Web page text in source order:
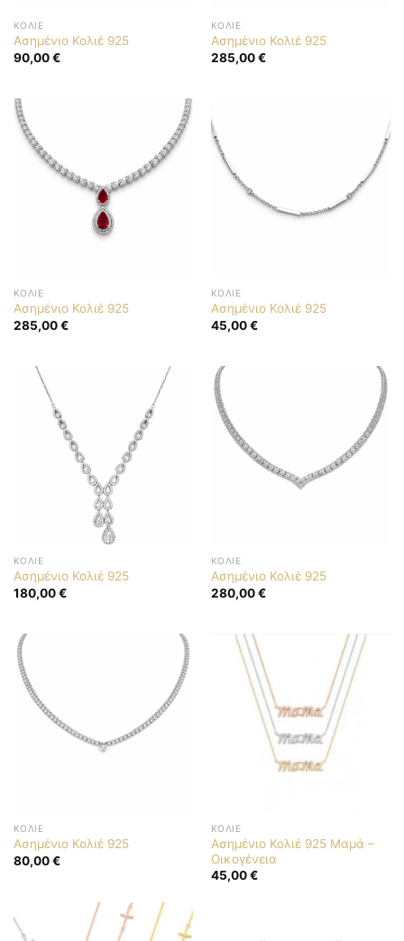
ΚΟΛΙΈ
Ασημένιο Κολιέ 925
90,00€
ΚΟΛΙΈ
Ασημένιο Κολιέ 925
285,00€
ΚΟΛΙΈ
Ασημένιο Κολιέ 925
285,00€
ΚΟΛΙΈ
Ασημένιο Κολιέ 925
45,00€
ΚΟΛΙΈ
Ασημένιο Κολιέ 925
180,00€
ΚΟΛΙΈ
Ασημένιο Κολιέ 925
280,00€
ΚΟΛΙΈ
Ασημένιο Κολιέ 925
80,00€
ΚΟΛΙΈ
Ασημένιο Κολιέ 925 Μαμά –
Οικογένεια
45,00€